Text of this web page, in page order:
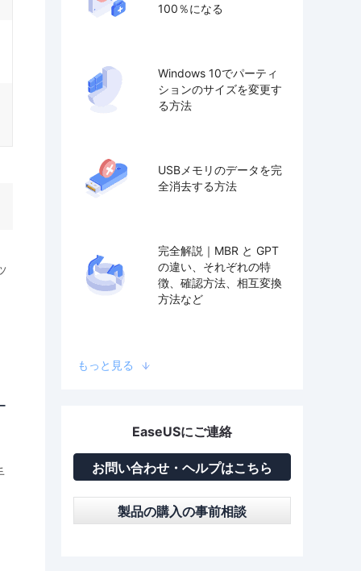
100％になる
Windows 10でパーティ
ションのサイズを変更す
る方法
USBメモリのデータを完
全消去する方法
完全解説｜MBR と GPT
の違い、それぞれの特
徴、確認方法、相互変換
方法など
もっと見る
EaseUSにご連絡
お問い合わせ・ヘルプはこちら
製品の購入の事前相談